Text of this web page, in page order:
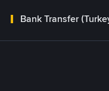
Bank Transfer